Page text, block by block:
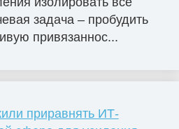
задача – пробудить
привязаннос...
приравнять ИТ-